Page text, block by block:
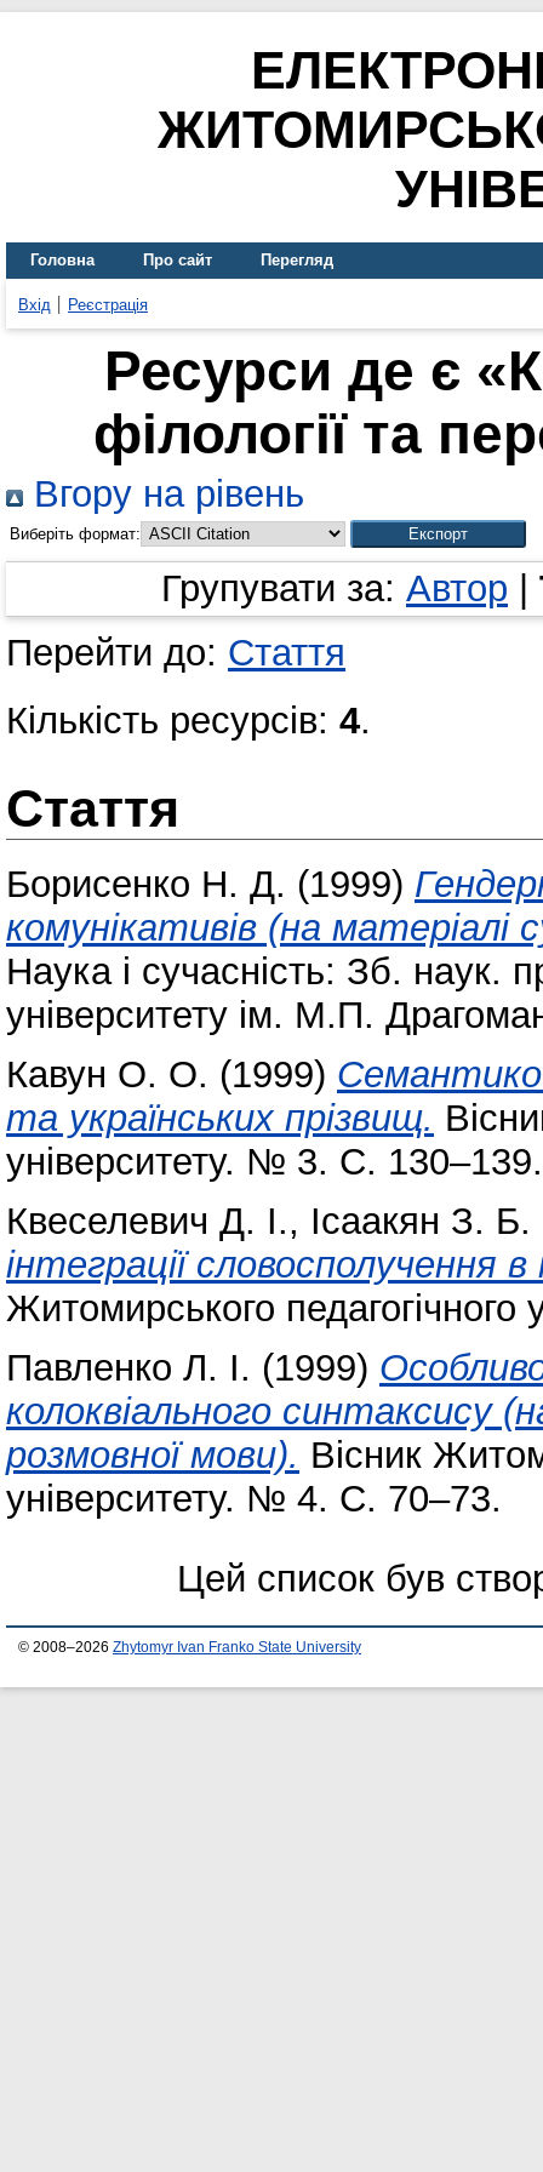
Головна Про сайт Перегляд
Вхід Реєстрація
Ресурси де є
філології та
Вгору на рівень
Виберіть формат:
Групувати за: Автор
Перейти до: Стаття
Кількість ресурсів: 4.
Стаття
Борисенко Н. Д. (1999)
комунікативів (на матеріалі
Наука і сучасність: Зб. наук.
університету ім. М.П.
Кавун О. О. (1999)
та українських прізвищ.
університету. № 3. С. 130–139.
Квеселевич Д. І., Ісаакян З. Б.
інтеграції словосполучення в
Житомирського
Павленко Л. І. (1999)
колоквіального синтаксису
розмовної мови). Вісник
університету. № 4. С. 70–73.
Цей список був
© 2008–2026 Zhytomyr Ivan Franko State University